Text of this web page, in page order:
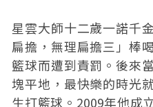
星雲大師十二歲一諾千
扁擔，無理扁擔三」棒
籃球而遭到責罰。後來
塊平地，最快樂的時光
生打籃球。2009年他成